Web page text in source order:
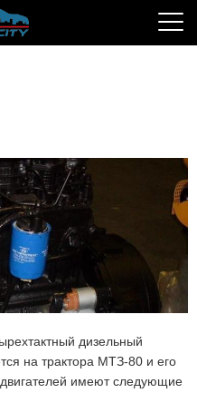
дизельный
на трактора МТЗ-80 и его
имеют следующие